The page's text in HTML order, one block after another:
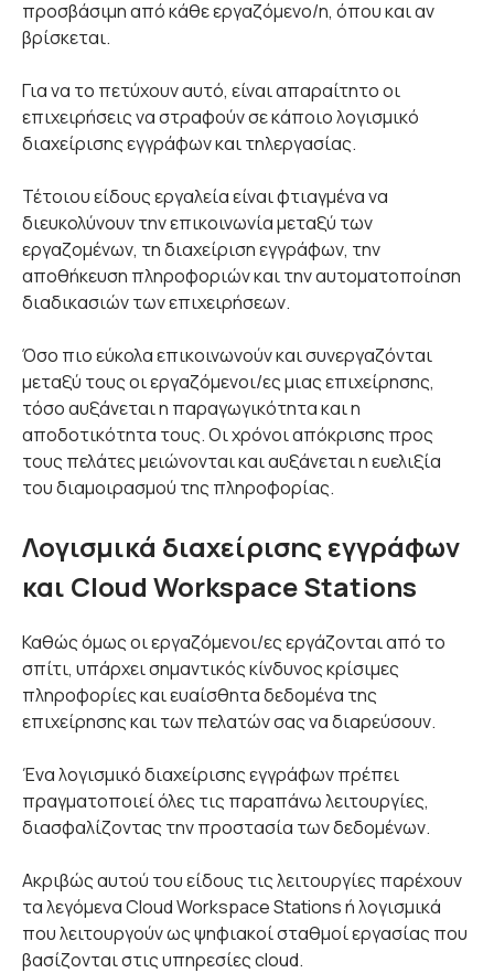
προσβάσιμη από κάθε εργαζόμενο/η, όπου και αν
βρίσκεται.
Για να το πετύχουν αυτό, είναι απαραίτητο οι
επιχειρήσεις να στραφούν σε κάποιο λογισμικό
διαχείρισης εγγράφων και τηλεργασίας.
Τέτοιου είδους εργαλεία είναι φτιαγμένα να
διευκολύνουν την επικοινωνία μεταξύ των
εργαζομένων, τη διαχείριση εγγράφων, την
αποθήκευση πληροφοριών και την αυτοματοποίηση
διαδικασιών των επιχειρήσεων.
Όσο πιο εύκολα επικοινωνούν και συνεργαζόνται
μεταξύ τους οι εργαζόμενοι/ες μιας επιχείρησης,
τόσο αυξάνεται η παραγωγικότητα και η
αποδοτικότητα τους. Οι χρόνοι απόκρισης προς
τους πελάτες μειώνονται και αυξάνεται η ευελιξία
του διαμοιρασμού της πληροφορίας.
Λογισμικά διαχείρισης εγγράφων
και Cloud Workspace Stations
Καθώς όμως οι εργαζόμενοι/ες εργάζονται από το
σπίτι, υπάρχει σημαντικός κίνδυνος κρίσιμες
πληροφορίες και ευαίσθητα δεδομένα της
επιχείρησης και των πελατών σας να διαρεύσουν.
Ένα λογισμικό διαχείρισης εγγράφων πρέπει
πραγματοποιεί όλες τις παραπάνω λειτουργίες,
διασφαλίζοντας την προστασία των δεδομένων.
Ακριβώς αυτού του είδους τις λειτουργίες παρέχουν
τα λεγόμενα Cloud Workspace Stations ή λογισμικά
που λειτουργούν ως ψηφιακοί σταθμοί εργασίας που
βασίζονται στις υπηρεσίες cloud.